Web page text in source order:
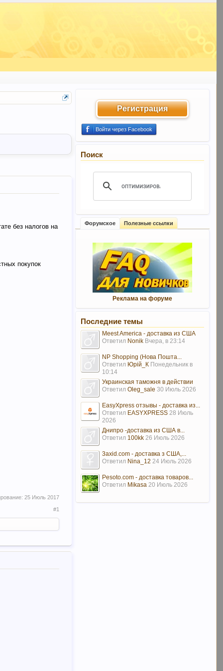
без налогов на
покупок
25 Июль 2017
#1
Регистрация
Войти через Facebook
Поиск
Форумское Полезные ссылки
Реклама на форуме
Последние темы
Meest America - доставка из США
Ответил Nonik Вчера, в 23:14
NP Shopping (Нова Пошта...
Ответил Юрій_К Понедельник в
10:14
Украинская таможня в действии
Ответил Oleg_sale 30 Июль 2026
EasyXpress отзывы - доставка из...
Ответил EASYXPRESS 28 Июль
2026
Днипро -доставка из США в...
Ответил 100kk 26 Июль 2026
3axid.com - доставка з США,...
Ответил Nina_12 24 Июль 2026
Pesoto.com - доставка товаров...
Ответил Mikasa 20 Июль 2026